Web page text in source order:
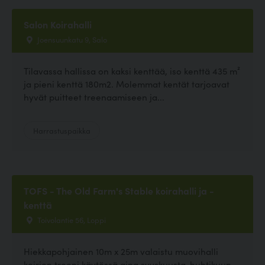
Salon Koirahalli
Joensuunkatu 9, Salo
Tilavassa hallissa on kaksi kenttää, iso kenttä 435 m²
ja pieni kenttä 180m2. Molemmat kentät tarjoavat
hyvät puitteet treenaamiseen ja...
TOFS - The Old Farm's Stable koirahalli ja -
kenttä
Toivolantie 56, Loppi
Hiekkapohjainen 10m x 25m valaistu muovihalli